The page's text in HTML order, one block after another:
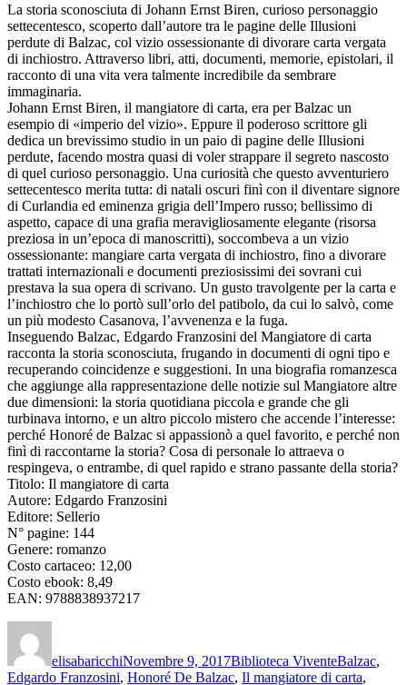
La storia sconosciuta di Johann Ernst Biren, curioso personaggio
settecentesco, scoperto dall’autore tra le pagine delle Illusioni
perdute di Balzac, col vizio ossessionante di divorare carta vergata
di inchiostro. Attraverso libri, atti, documenti, memorie, epistolari, il
racconto di una vita vera talmente incredibile da sembrare
immaginaria.
Johann Ernst Biren, il mangiatore di carta, era per Balzac un
esempio di «imperio del vizio». Eppure il poderoso scrittore gli
dedica un brevissimo studio in un paio di pagine delle Illusioni
perdute, facendo mostra quasi di voler strappare il segreto nascosto
di quel curioso personaggio. Una curiosità che questo avventuriero
settecentesco merita tutta: di natali oscuri finì con il diventare signore
di Curlandia ed eminenza grigia dell’Impero russo; bellissimo di
aspetto, capace di una grafia meravigliosamente elegante (risorsa
preziosa in un’epoca di manoscritti), soccombeva a un vizio
ossessionante: mangiare carta vergata di inchiostro, fino a divorare
trattati internazionali e documenti preziosissimi dei sovrani cui
prestava la sua opera di scrivano. Un gusto travolgente per la carta e
l’inchiostro che lo portò sull’orlo del patibolo, da cui lo salvò, come
un più modesto Casanova, l’avvenenza e la fuga.
Inseguendo Balzac, Edgardo Franzosini del Mangiatore di carta
racconta la storia sconosciuta, frugando in documenti di ogni tipo e
recuperando coincidenze e suggestioni. In una biografia romanzesca
che aggiunge alla rappresentazione delle notizie sul Mangiatore altre
due dimensioni: la storia quotidiana piccola e grande che gli
turbinava intorno, e un altro piccolo mistero che accende l’interesse:
perché Honoré de Balzac si appassionò a quel favorito, e perché non
finì di raccontarne la storia? Cosa di personale lo attraeva o
respingeva, o entrambe, di quel rapido e strano passante della storia?
Titolo: Il mangiatore di carta
Autore: Edgardo Franzosini
Editore: Sellerio
N° pagine: 144
Genere: romanzo
Costo cartaceo: 12,00
Costo ebook: 8,49
EAN: 9788838937217
elisabaricchiNovembre 9, 2017Biblioteca ViventeBalzac,
Edgardo Franzosini, Honoré De Balzac, Il mangiatore di carta,